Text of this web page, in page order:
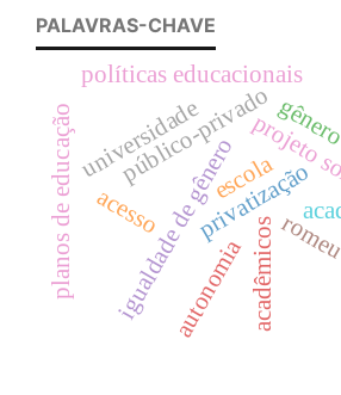
PALAVRAS-CHAVE
privatização
projeto
público-privado
igualdade de gêneroacadêmicos
universidade
políticas educacionais
planos de educação gênero
acesso
escola
autonomia